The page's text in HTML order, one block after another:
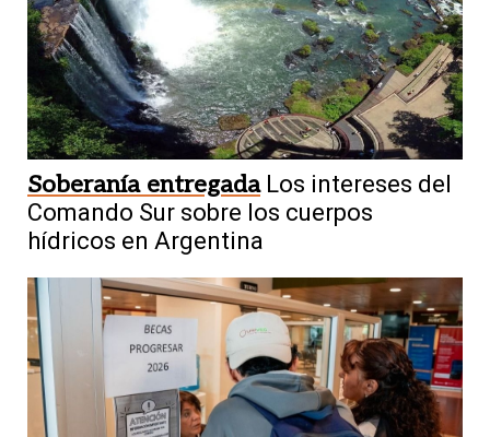
Soberanía entregada Los intereses del
Comando Sur sobre los cuerpos
hídricos en Argentina